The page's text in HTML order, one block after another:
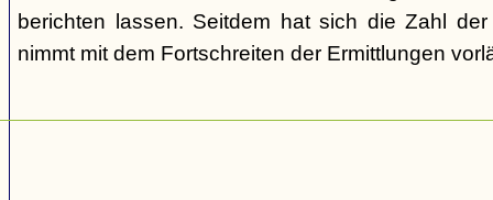
berichten lassen. Seitdem hat sich die Zahl
nimmt mit dem Fortschreiten der Ermittlungen